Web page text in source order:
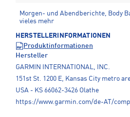
Morgen- und Abendberichte, Body
vieles mehr
HERSTELLERINFORMATIONEN
Produktinformationen
Hersteller
GARMIN INTERNATIONAL, INC.
151st St. 1200 E, Kansas City metro
USA - KS 66062-3426 Olathe
https://www.garmin.com/de-AT/